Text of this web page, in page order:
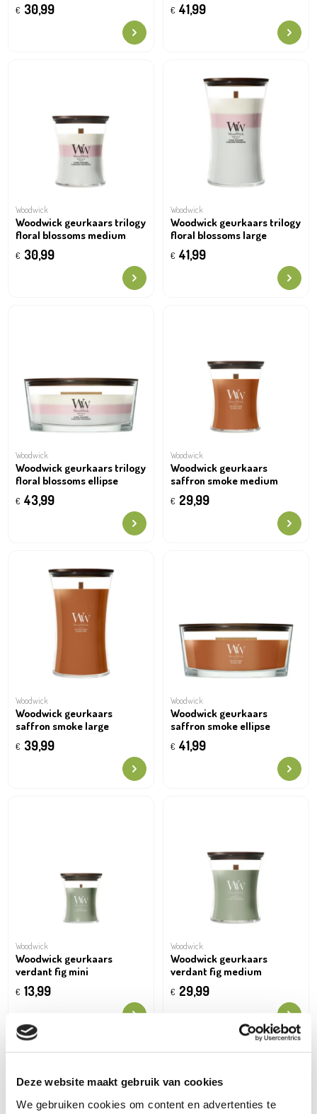
Deze website maakt gebruik van cookies
We gebruiken cookies om content en advertenties te
€ 30,99 € 41,99
Woodwick
Woodwick geurkaars trilogy
floral blossoms medium
€ 30,99
Woodwick
Woodwick geurkaars trilogy
floral blossoms large
€ 41,99
Woodwick
Woodwick geurkaars trilogy
floral blossoms ellipse
€ 43,99
Woodwick
Woodwick geurkaars
saffron smoke medium
€ 29,99
Woodwick
Woodwick geurkaars
saffron smoke large
€ 39,99
Woodwick
Woodwick geurkaars
saffron smoke ellipse
€ 41,99
Woodwick
Woodwick geurkaars
verdant fig mini
€ 13,99
Woodwick
Woodwick geurkaars
verdant fig medium
€ 29,99